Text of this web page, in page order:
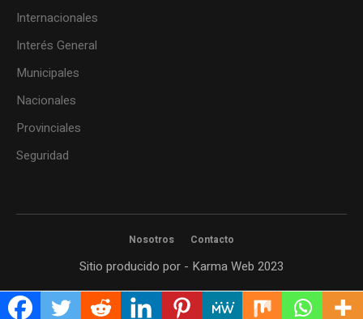
Internacionales
Interés General
Municipales
Nacionales
Provinciales
Seguridad
Nosotros Contacto
Sitio producido por - Karma Web 2023